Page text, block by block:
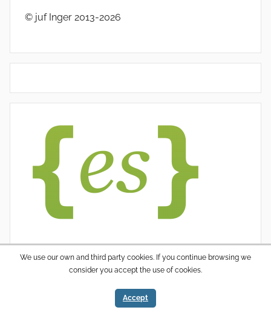
© juf Inger 2013-2026
We use our own and third party cookies. If you continue browsing we
consider you accept the use of cookies.
Accept